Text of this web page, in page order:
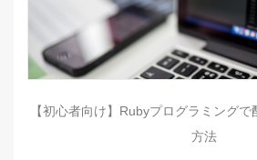
【初心者向け】Rubyプログラミング
方法